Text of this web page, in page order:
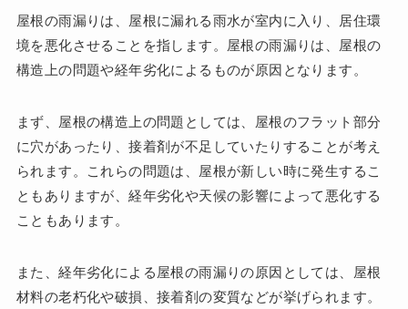
屋根の雨漏りは、屋根に漏れる雨水が室内に入り、居住環
境を悪化させることを指します。屋根の雨漏りは、屋根の
構造上の問題や経年劣化によるものが原因となります。
まず、屋根の構造上の問題としては、屋根のフラット部分
に穴があったり、接着剤が不足していたりすることが考え
られます。これらの問題は、屋根が新しい時に発生するこ
ともありますが、経年劣化や天候の影響によって悪化する
こともあります。
また、経年劣化による屋根の雨漏りの原因としては、屋根
材料の老朽化や破損、接着剤の変質などが挙げられます。